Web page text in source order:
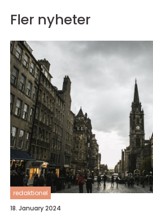
Fler nyheter
redaktionel
18. January 2024